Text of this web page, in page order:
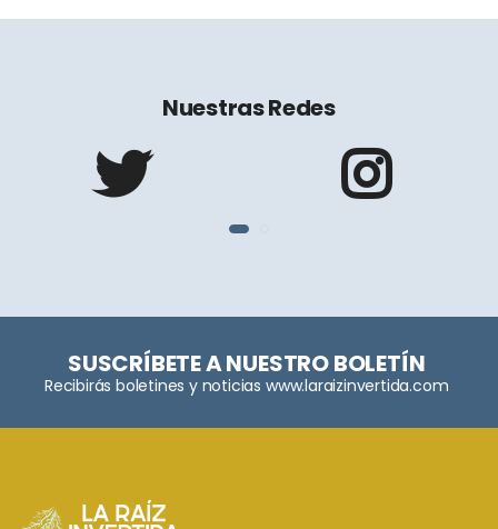
Nuestras Redes
SUSCRÍBETE A NUESTRO BOLETÍN
Recibirás boletines y noticias www.laraizinvertida.com